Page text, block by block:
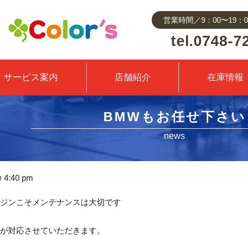
営業時間／9：00〜19：
tel.0748-
サービス案内 店舗紹介 在庫情報
BMWもお任せ下さい
news
4:40 pm
ンこそメンテナンスは大切です
対応させていただきます。